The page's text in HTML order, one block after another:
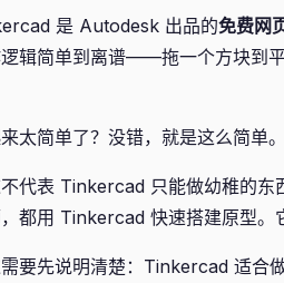
是 Autodesk 出品的免费网
辑简单到离谱——拖一个方块到
太简单了？没错，就是这么简单。
代表 Tinkercad 只能做幼稚的东
都用 Tinkercad 快速搭建原型。
要先说明清楚：Tinkercad 适合